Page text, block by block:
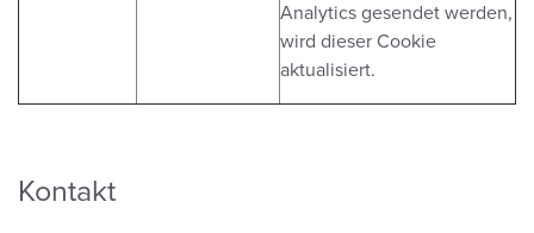
Analytics gesendet werden,
wird dieser Cookie
aktualisiert.
Kontakt